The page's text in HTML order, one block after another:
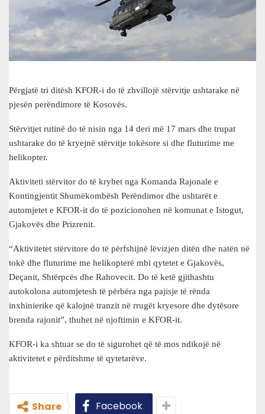
Përgjatë tri ditësh KFOR-i do të zhvillojë stërvitje ushtarake në
pjesën perëndimore të Kosovës.
Stërvitjet rutinë do të nisin nga 14 deri më 17 mars dhe trupat
ushtarake do të kryejnë stërvitje tokësore si dhe fluturime me
helikopter.
Aktiviteti stërvitor do të kryhet nga Komanda Rajonale e
Kontingjentit Shumëkombësh Perëndimor dhe ushtarët e
automjetet e KFOR-it do të pozicionohen në komunat e Istogut,
Gjakovës dhe Prizrenit.
“Aktivitetet stërvitore do të përfshijnë lëvizjen ditën dhe natën në
tokë dhe fluturime me helikopterë mbi qytetet e Gjakovës,
Deçanit, Shtërpcës dhe Rahovecit. Do të ketë gjithashtu
autokolona automjetesh të përbëra nga pajisje të rënda
inxhinierike që kalojnë tranzit në rrugët kryesore dhe dytësore
brenda rajonit”, thuhet në njoftimin e KFOR-it.
KFOR-i ka shtuar se do të sigurohet që të mos ndikojë në
aktivitetet e përditshme të qytetarëve.
Share Facebook